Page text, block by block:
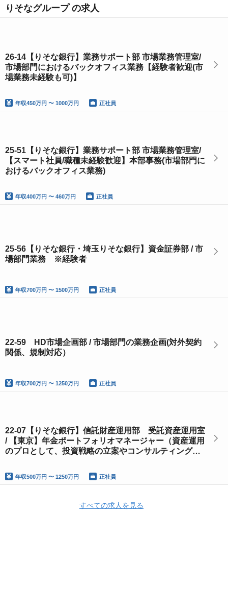
りそなグループ の求人
26-14【りそな銀行】業務サポート部 市場業務管理室/
市場部門におけるバックオフィス業務【経験者歓迎(市
場業務未経験も可)】
年収450万円 〜 1000万円 正社員
25-51【りそな銀行】業務サポート部 市場業務管理室/
【スマート社員/職種未経験歓迎】本部事務(市場部門に
おけるバックオフィス業務)
年収400万円 〜 460万円 正社員
25-56【りそな銀行・埼玉りそな銀行】資金証券部 / 市
場部門業務 ※経験者
年収700万円 〜 1500万円 正社員
22-59 HD市場企画部 / 市場部門の業務企画(対外契約
関係、規制対応）
年収700万円 〜 1250万円 正社員
22-07【りそな銀行】信託財産運用部 受託資産運用室
/ 【東京】年金ポートフォリオマネージャー（資産運用
のプロとして、投資戦略の立案やコンサルティング業
年収500万円 〜 1250万円 正社員
すべての求人を見る